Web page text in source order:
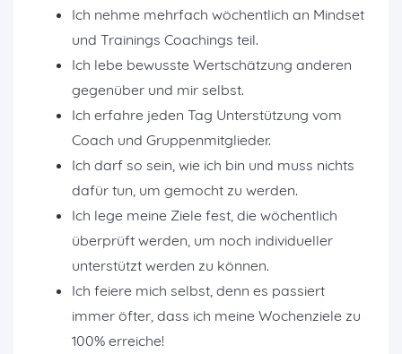
Ich nehme mehrfach wöchentlich an Mindset
und Trainings Coachings teil.
Ich lebe bewusste Wertschätzung anderen
gegenüber und mir selbst.
Ich erfahre jeden Tag Unterstützung vom
Coach und Gruppenmitglieder.
Ich darf so sein, wie ich bin und muss nichts
dafür tun, um gemocht zu werden.
Ich lege meine Ziele fest, die wöchentlich
überprüft werden, um noch individueller
unterstützt werden zu können.
Ich feiere mich selbst, denn es passiert
immer öfter, dass ich meine Wochenziele zu
100% erreiche!